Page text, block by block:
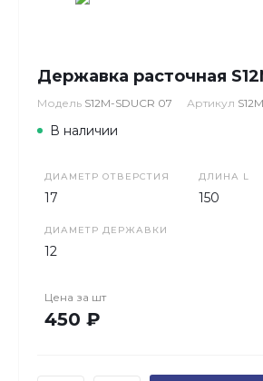
Державка расточная
Модель S12M-SDUCR 07 Артикул
В наличии
ДИАМЕТР ОТВЕРСТИЯ
17
ДЛИНА L
150
ДИАМЕТР ДЕРЖАВКИ
12
Цена за шт
450 ₽